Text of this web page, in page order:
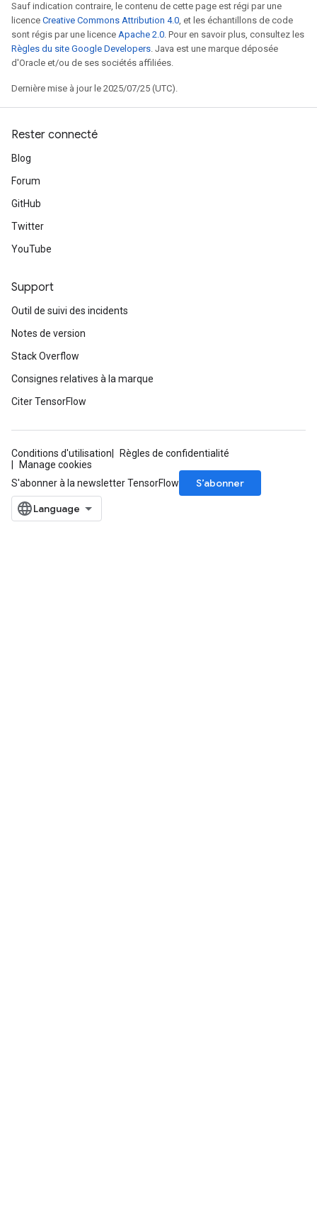
Sauf indication contraire, le contenu de cette page est régi par une
licence Creative Commons Attribution 4.0, et les échantillons de code
sont régis par une licence Apache 2.0. Pour en savoir plus, consultez les
Règles du site Google Developers. Java est une marque déposée
d'Oracle et/ou de ses sociétés affiliées.
Dernière mise à jour le 2025/07/25 (UTC).
Rester connecté
Blog
Forum
GitHub
Twitter
YouTube
Support
Outil de suivi des incidents
Notes de version
Stack Overflow
Consignes relatives à la marque
Citer TensorFlow
Conditions d'utilisation
Règles de confidentialité
Manage cookies
S'abonner à la newsletter TensorFlow
S’abonner